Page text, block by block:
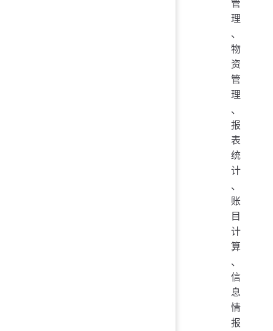
管
理
、
物
资
管
理
、
报
表
统
计
、
账
目
计
算
、
信
息
情
报